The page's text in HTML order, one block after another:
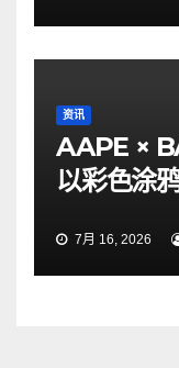
资讯
AAPE ×
以彩色涂
7月 16, 2026